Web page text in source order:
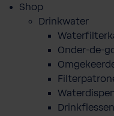
Shop
Drinkwater
Onder-de-
Drinkflessen